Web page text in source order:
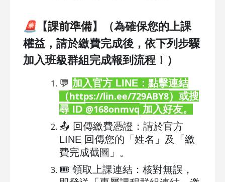
🚨 【課前準備】（為確保您的上課
權益，請於繳費完成後，依下列步驟
加入班級群組完成報到流程！）
💬 加入官方 LINE：點擊連結
（https://lin.ee/729ABY8）或搜
尋 ID @168onmvq 加入好友。
📤 回傳繳費憑證：請於官方
LINE 回傳您的「姓名」及「繳
費完成截圖」。
🎟️ 領取上課連結：核對無誤，